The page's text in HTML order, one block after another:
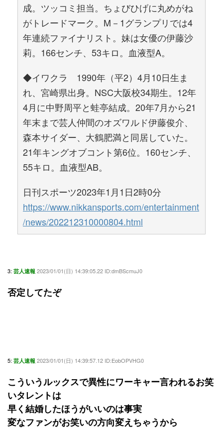
成。ツッコミ担当。ちょびひげに丸めがね
がトレードマーク。M－1グランプリでは4
年連続ファイナリスト。妹は女優の伊藤沙
莉。166センチ、53キロ。血液型A。
◆イワクラ 1990年（平2）4月10日生ま
れ、宮崎県出身。NSC大阪校34期生。12年
4月に中野周平と蛙亭結成。20年7月から21
年末まで芸人仲間のオズワルド伊藤俊介、
森本サイダー、大鶴肥満と同居していた。
21年キングオブコント第6位。160センチ、
55キロ。血液型AB。
日刊スポーツ2023年1月1日2時0分
https://www.nikkansports.com/entertainment
/news/202212310000804.html
3: 芸人速報 2023/01/01(日) 14:39:05.22 ID:dmBScmuJ0
否定してたぞ
5: 芸人速報 2023/01/01(日) 14:39:57.12 ID:EobOPVHG0
こういうルックスで異性にワーキャー言われるお笑
いタレントは
早く結婚したほうがいいのは事実
変なファンがお笑いの方向変えちゃうから